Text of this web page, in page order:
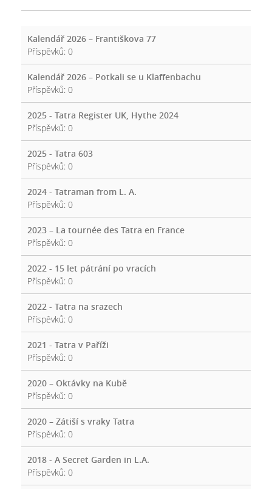
Kalendář 2026 – Františkova 77
Příspěvků: 0
Kalendář 2026 – Potkali se u Klaffenbachu
Příspěvků: 0
2025 - Tatra Register UK, Hythe 2024
Příspěvků: 0
2025 - Tatra 603
Příspěvků: 0
2024 - Tatraman from L. A.
Příspěvků: 0
2023 – La tournée des Tatra en France
Příspěvků: 0
2022 - 15 let pátrání po vracích
Příspěvků: 0
2022 - Tatra na srazech
Příspěvků: 0
2021 - Tatra v Paříži
Příspěvků: 0
2020 – Oktávky na Kubě
Příspěvků: 0
2020 – Zátiší s vraky Tatra
Příspěvků: 0
2018 - A Secret Garden in L.A.
Příspěvků: 0